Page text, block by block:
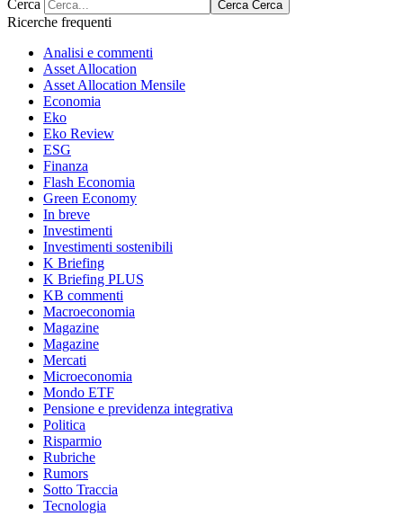
Cerca
Cerca Cerca
Ricerche frequenti
Analisi e commenti
Asset Allocation
Asset Allocation Mensile
Economia
Eko
Eko Review
ESG
Finanza
Flash Economia
Green Economy
In breve
Investimenti
Investimenti sostenibili
K Briefing
K Briefing PLUS
KB commenti
Macroeconomia
Magazine
Magazine
Mercati
Microeconomia
Mondo ETF
Pensione e previdenza integrativa
Politica
Risparmio
Rubriche
Rumors
Sotto Traccia
Tecnologia